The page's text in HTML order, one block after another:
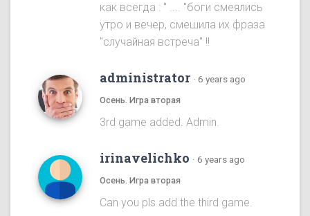
как всегда : " .... "боги смеялись
утро и вечер, смешила их фраза
"случайная встреча" !!
administrator · 6 years ago
Осень. Игра вторая
3rd game added. Admin.
irinavelichko · 6 years ago
Осень. Игра вторая
Can you pls add the third game.